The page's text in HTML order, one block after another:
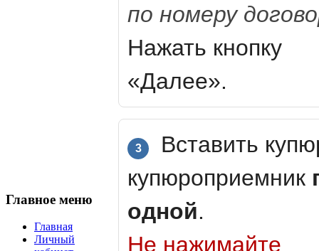
Главное меню
Главная
Личный
по номеру
Нажать кнопку
«Далее».
3
Вставить
купюроприемник
одной.
Не нажимайте